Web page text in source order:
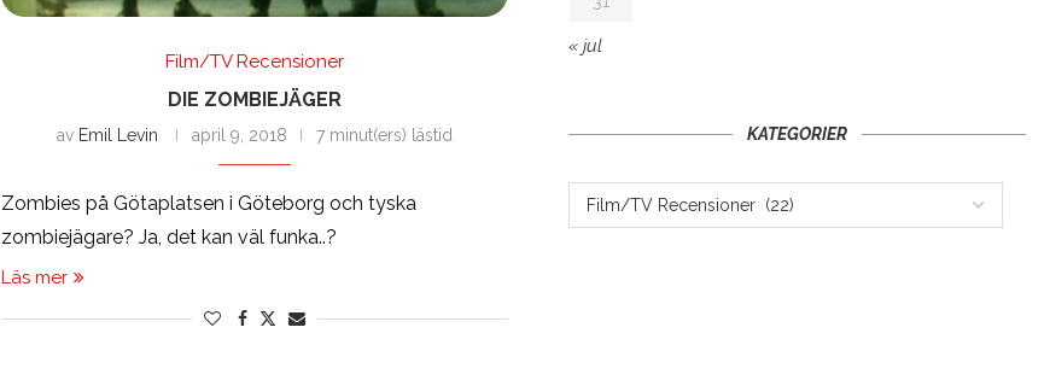
Film/TV Recensioner
DIE ZOMBIEJÄGER
av Emil Levin april 9, 2018 7 minut(ers) lästid
Zombies på Götaplatsen i Göteborg och tyska
zombiejägare? Ja, det kan väl funka..?
Läs mer
« jul
KATEGORIER